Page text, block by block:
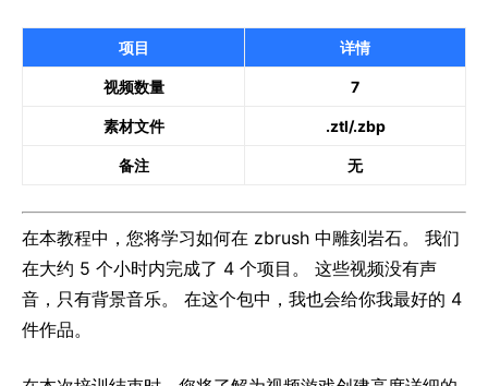
项目 详情
视频数量 7
素材文件 .ztl/.zbp
备注 无
在本教程中，您将学习如何在 zbrush 中雕刻岩石。 我们
在大约 5 个小时内完成了 4 个项目。 这些视频没有声
音，只有背景音乐。 在这个包中，我也会给你我最好的 4
件作品。